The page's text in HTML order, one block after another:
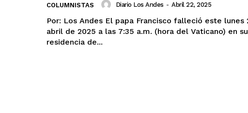
COLUMNISTAS Diario Los Andes - Abril 22, 2025
Por: Los Andes El papa Francisco falleció este lunes 21 de
abril de 2025 a las 7:35 a.m. (hora del Vaticano) en su
residencia de...